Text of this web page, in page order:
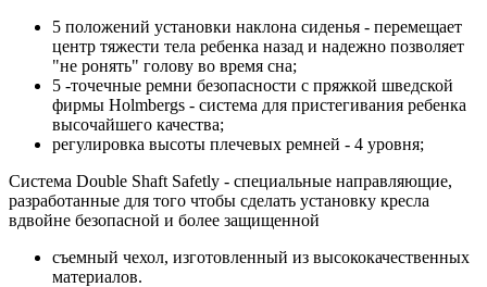
5 положений установки наклона сиденья - перемещает
центр тяжести тела ребенка назад и надежно позволяет
"не ронять" голову во время сна;
5 -точечные ремни безопасности с пряжкой шведской
фирмы Holmbergs - система для пристегивания ребенка
высочайшего качества;
регулировка высоты плечевых ремней - 4 уровня;
Система Double Shaft Safetly - специальные направляющие,
разработанные для того чтобы сделать установку кресла
вдвойне безопасной и более защищенной
съемный чехол, изготовленный из высококачественных
материалов.